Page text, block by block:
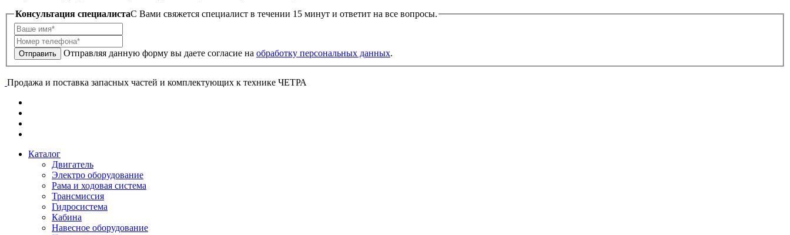
Консультация специалистаC Вами свяжется специалист в течении 15 минут и ответит на все вопросы.
Отправить Отправляя данную форму вы даете согласие на обработку персональных данных.
Продажа и поставка запасных частей и комплектующих к технике ЧЕТРА
Каталог
Двигатель
Электро оборудование
Рама и ходовая система
Трансмиссия
Гидросистема
Кабина
Навесное оборудование